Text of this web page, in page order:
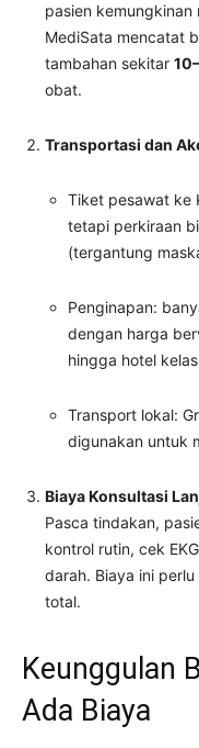
pasien
MediSata mencatat
tambahan sekitar
obat.
Transportasi dan
Tiket pesawat ke
tetapi perkiraan
(tergantung
Penginapan:
dengan harga
hingga hotel
Transport lokal:
digunakan untuk
Biaya Konsultasi
Pasca tindakan,
kontrol rutin, cek
darah. Biaya ini
total.
Keunggulan
Ada Biaya